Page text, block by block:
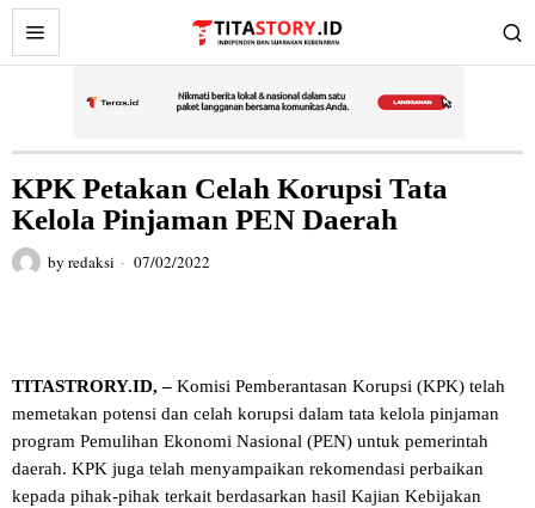
KPK Petakan Celah Korupsi Tata
Kelola Pinjaman PEN Daerah
by redaksi 07/02/2022
TITASTRORY.ID, – Komisi Pemberantasan Korupsi (KPK) telah
memetakan potensi dan celah korupsi dalam tata kelola pinjaman
program Pemulihan Ekonomi Nasional (PEN) untuk pemerintah
daerah. KPK juga telah menyampaikan rekomendasi perbaikan
kepada pihak-pihak terkait berdasarkan hasil Kajian Kebijakan